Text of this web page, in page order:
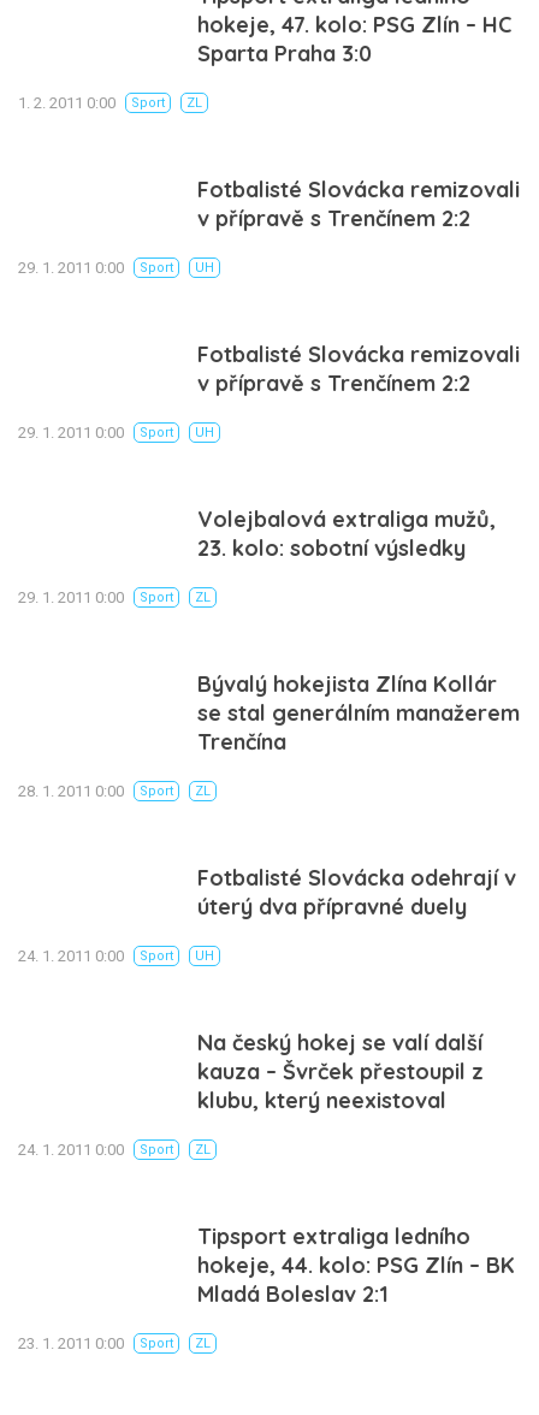
hokeje, 47. kolo: PSG Zlín – HC
Sparta Praha 3:0
1. 2. 2011 0:00 Sport ZL
Fotbalisté Slovácka remizovali
v přípravě s Trenčínem 2:2
29. 1. 2011 0:00 Sport UH
Fotbalisté Slovácka remizovali
v přípravě s Trenčínem 2:2
29. 1. 2011 0:00 Sport UH
Volejbalová extraliga mužů,
23. kolo: sobotní výsledky
29. 1. 2011 0:00 Sport ZL
Bývalý hokejista Zlína Kollár
se stal generálním manažerem
Trenčína
28. 1. 2011 0:00 Sport ZL
Fotbalisté Slovácka odehrají v
úterý dva přípravné duely
24. 1. 2011 0:00 Sport UH
Na český hokej se valí další
kauza – Švrček přestoupil z
klubu, který neexistoval
24. 1. 2011 0:00 Sport ZL
Tipsport extraliga ledního
hokeje, 44. kolo: PSG Zlín – BK
Mladá Boleslav 2:1
23. 1. 2011 0:00 Sport ZL